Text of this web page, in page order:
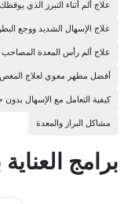
علاج ألم أثناء التبرز الذي
علاج الإسهال الشديد ووجع
علاج ألم رأس المعدة المصاحب
أفضل مطهر معوي لعلاج
كيفية التعامل مع الإسهال
مشاكل البراز والمعدة
برامج